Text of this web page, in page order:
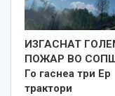
ИЗГАСНАТ
ПОЖАР ВО
Го гаснеа три Ер
трактори